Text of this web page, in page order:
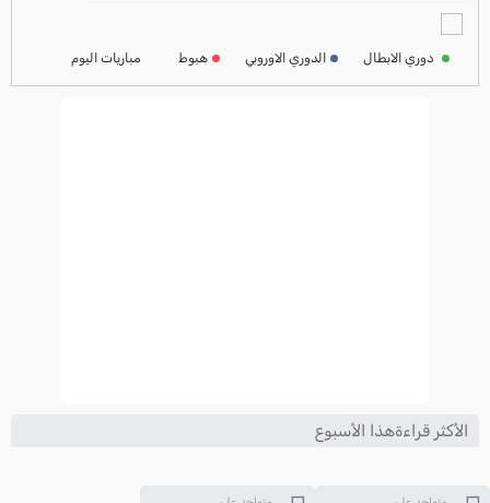
الأكثر قراءةهذا الأسبوع
ترتيب الدوري الايطالي
دوري الابطال الدوري الاوروبي هبوط مباريات اليوم